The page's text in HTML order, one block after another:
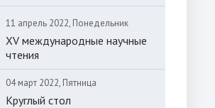
11 апрель 2022, Понедельник
XV международные научные
чтения
04 март 2022, Пятница
Круглый стол